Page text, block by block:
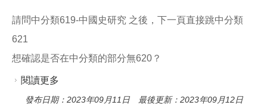
請問中分類619-中國史研究 之後，下一頁直接跳中分類
621
想確認是否在中分類的部分無620？
閱讀更多
發布日期：2023年09月11日 最後更新：2023年09月12日